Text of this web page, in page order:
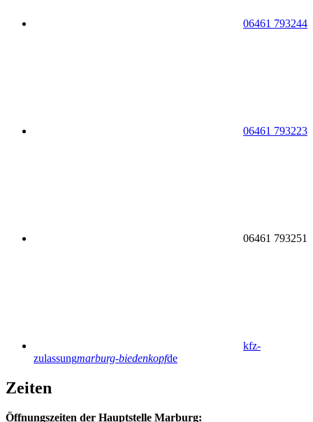
06461 793244
06461 793223
06461 793251
kfz-
zulassungmarburg-biedenkopfde
Zeiten
Öffnungszeiten der Hauptstelle Marburg: